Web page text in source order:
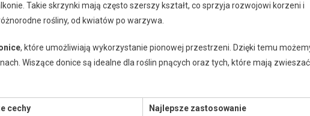
Takie skrzynki mają często szerszy kształt, co sprzyja rozwojowi korzeni i
rośliny, od kwiatów po warzywa.
, które umożliwiają wykorzystanie pionowej przestrzeni. Dzięki temu
Wiszące donice są idealne dla roślin pnących oraz tych, które mają zwieszać
cechy Najlepsze zastosowanie